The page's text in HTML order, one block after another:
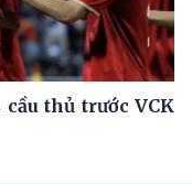
thủ trước VCK